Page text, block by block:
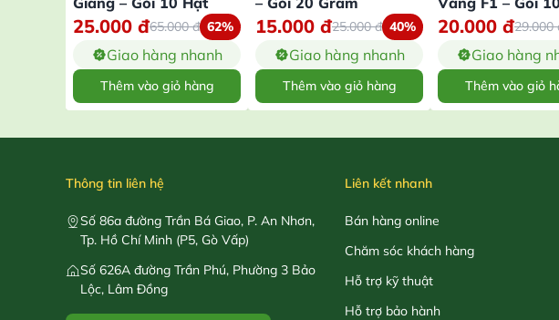
25.000 đ65.000đ 62%
Giao hàng nhanh
Thêm vào giỏ hàng
15.000 đ25.000đ 40%
Giao hàng nhanh
Thêm vào giỏ hàng
20.000 đ29.000
Giao hàng
Thêm vào giỏ
Thông tin liên hệ
Số 86a đường Trần Bá Giao, P. An Nhơn,
Tp. Hồ Chí Minh (P5, Gò Vấp)
Số 626A đường Trần Phú, Phường 3 Bảo
Lộc, Lâm Đồng
Liên kết nhanh
Bán hàng online
Chăm sóc khách hàng
Hỗ trợ kỹ thuật
Hỗ trợ bảo hành